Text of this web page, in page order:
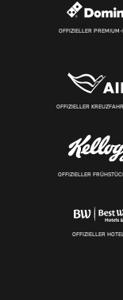
OFFIZIELLER
OFFIZIELLER
OFFIZIELLER
OFFIZIELLER